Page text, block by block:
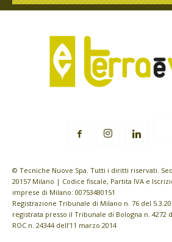
© Tecniche Nuove Spa. Tutti i diritti riservati.
20157 Milano | Codice fiscale, Partita IVA e
imprese di Milano: 00753480151
Registrazione Tribunale di Milano n. 76 del
registrata presso il Tribunale di Bologna n. 4272
ROC n. 24344 dell’11 marzo 2014